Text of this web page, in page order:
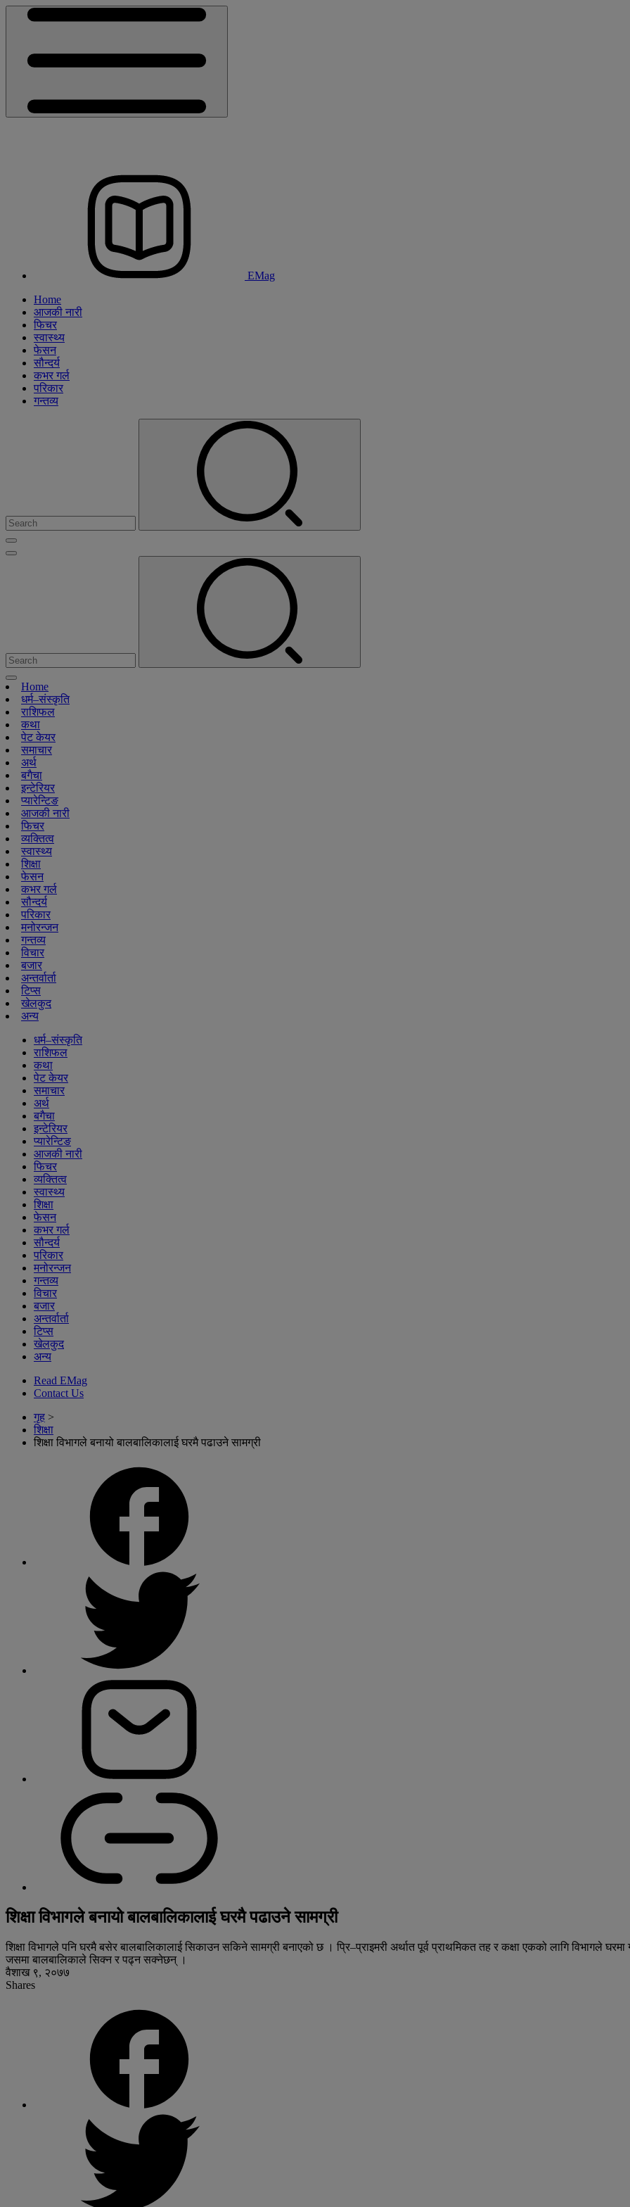
EMag
Home
आजकी नारी
फिचर
स्वास्थ्य
फेसन
सौन्दर्य
कभर गर्ल
परिकार
गन्तव्य
Home
धर्म–संस्कृति
राशिफल
कथा
पेट केयर
समाचार
अर्थ
बगैचा
इन्टेरियर
प्यारेन्टिङ
आजकी नारी
फिचर
व्यक्तित्व
स्वास्थ्य
शिक्षा
फेसन
कभर गर्ल
सौन्दर्य
परिकार
मनोरन्जन
गन्तव्य
विचार
बजार
अन्तर्वार्ता
टिप्स
खेलकुद
अन्य
धर्म–संस्कृति
राशिफल
कथा
पेट केयर
समाचार
अर्थ
बगैचा
इन्टेरियर
प्यारेन्टिङ
आजकी नारी
फिचर
व्यक्तित्व
स्वास्थ्य
शिक्षा
फेसन
कभर गर्ल
सौन्दर्य
परिकार
मनोरन्जन
गन्तव्य
विचार
बजार
अन्तर्वार्ता
टिप्स
खेलकुद
अन्य
Read EMag
Contact Us
गृह >
शिक्षा
शिक्षा विभागले बनायो बालबालिकालाई घरमै पढाउने सामग्री
शिक्षा विभागले बनायो बालबालिकालाई घरमै पढाउने सामग्री
शिक्षा विभागले पनि घरमै बसेर बालबालिकालाई सिकाउन सकिने सामग्री बनाएको छ । प्रि–प्राइमरी अर्थात पूर्व प्राथमिकत तह र कक्षा एकको लागि विभागले
जसमा बालबालिकाले सिक्न र पढ्न सक्नेछन् ।
वैशाख ९, २०७७
Shares